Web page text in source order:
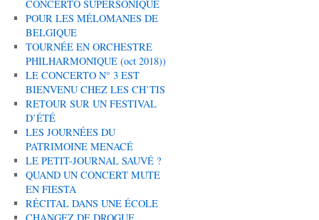
CONCERTO SUPERSONIQUE
POUR LES MÉLOMANES DE
BELGIQUE
TOURNÉE EN ORCHESTRE
PHILHARMONIQUE (oct 2018))
LE CONCERTO N° 3 EST
BIENVENU CHEZ LES CH’TIS
RETOUR SUR UN FESTIVAL
D’ÉTÉ
LES JOURNÉES DU
PATRIMOINE MENACÉ
LE PETIT-JOURNAL SAUVÉ ?
QUAND UN CONCERT MUTE
EN FIESTA
RÉCITAL DANS UNE ÉCOLE